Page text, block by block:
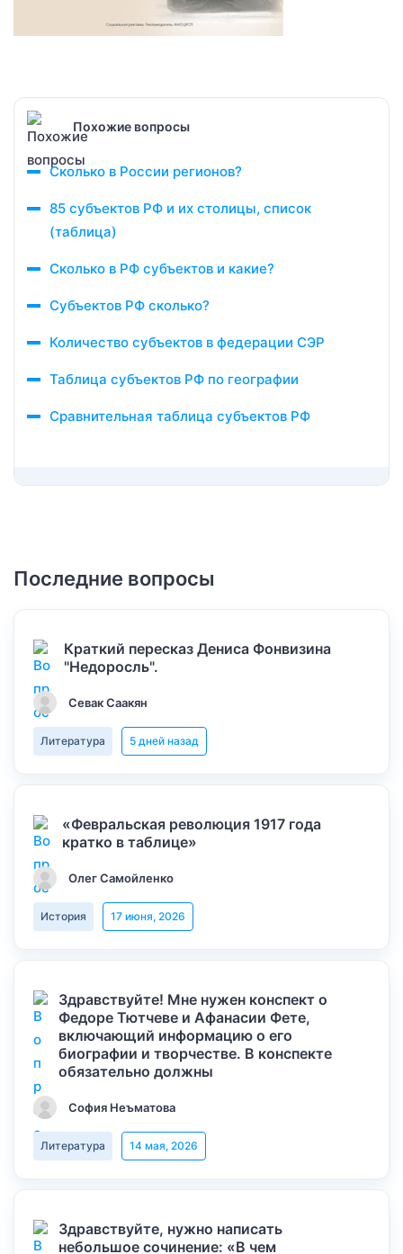
Похожие вопросы
Сколько в России регионов?
85 субъектов РФ и их столицы, список
(таблица)
Сколько в РФ субъектов и какие?
Субъектов РФ сколько?
Количество субъектов в федерации СЭР
Таблица субъектов РФ по географии
Сравнительная таблица субъектов РФ
Последние вопросы
Краткий пересказ Дениса Фонвизина
"Недоросль".
Севак Саакян
Литература 5 дней назад
«Февральская революция 1917 года
кратко в таблице»
Олег Самойленко
История 17 июня, 2026
Здравствуйте! Мне нужен конспект о
Федоре Тютчеве и Афанасии Фете,
включающий информацию о его
биографии и творчестве. В конспекте
обязательно должны
София Неъматова
Литература 14 мая, 2026
Здравствуйте, нужно написать
небольшое сочинение: «В чем